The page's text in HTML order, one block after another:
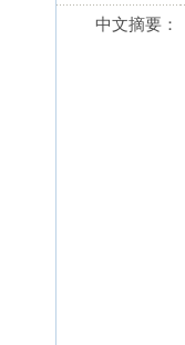
中文摘要：